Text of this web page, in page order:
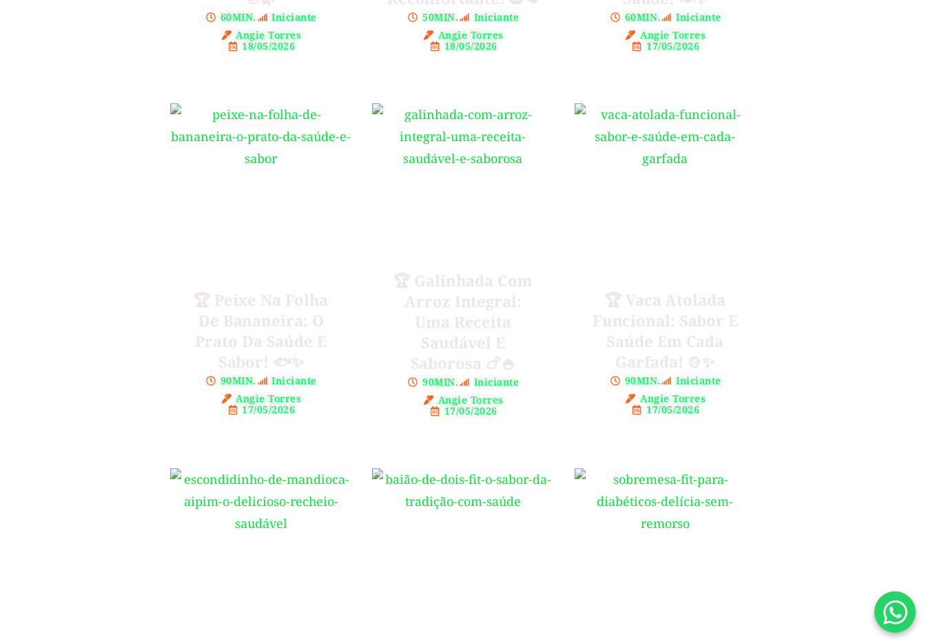
60MIN.
Iniciante
Angie Torres
18/05/2026
50MIN.
Iniciante
Angie Torres
18/05/2026
60MIN.
Iniciante
Angie Torres
17/05/2026
🏆 Peixe Na Folha
De Bananeira: O
Prato Da Saúde E
Sabor! 🐟✨
90MIN.
Iniciante
Angie Torres
17/05/2026
🏆 Galinhada Com
Arroz Integral:
Uma Receita
Saudável E
Saborosa 🍗🍚
90MIN.
Iniciante
Angie Torres
17/05/2026
🏆 Vaca Atolada
Funcional: Sabor E
Saúde Em Cada
Garfada! 🍲✨
90MIN.
Iniciante
Angie Torres
17/05/2026